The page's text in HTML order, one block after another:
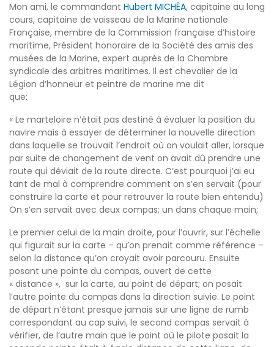
Mon ami, le commandant Hubert MICHÉA, capitaine au long
cours, capitaine de vaisseau de la Marine nationale
Française, membre de la Commission française d’histoire
maritime, Président honoraire de la Société des amis des
musées de la Marine, expert auprès de la Chambre
syndicale des arbitres maritimes. Il est chevalier de la
Légion d’honneur et peintre de marine me dit
que:
« Le marteloire n’était pas destiné à évaluer la position du
navire mais à essayer de déterminer la nouvelle direction
dans laquelle se trouvait l’endroit où on voulait aller, lorsque
par suite de changement de vent on avait dû prendre une
route qui déviait de la route directe. C’est pourquoi j’ai eu
tant de mal à comprendre comment on s’en servait (pour
construire la carte et pour retrouver la route bien entendu)
On s’en servait avec deux compas; un dans chaque main;
Le premier celui de la main droite, pour l’ouvrir, sur l’échelle
qui figurait sur la carte – qu’on prenait comme référence –
selon la distance qu’on croyait avoir parcouru. Ensuite
posant une pointe du compas, ouvert de cette
« distance », sur la carte, au point de départ; on posait
l’autre pointe du compas dans la direction suivie. Le point
de départ n’étant presque jamais sur une ligne de rumb
correspondant au cap suivi, le second compas servait à
vérifier, de l’autre main que le point où le pilote posait la